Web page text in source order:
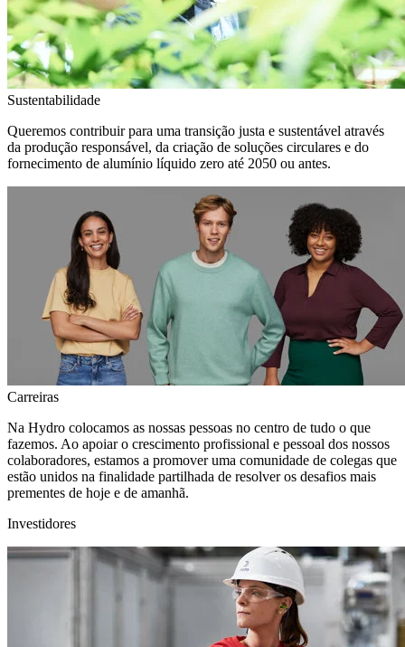
Sustentabilidade
Queremos contribuir para uma transição justa e sustentável através
da produção responsável, da criação de soluções circulares e do
fornecimento de alumínio líquido zero até 2050 ou antes.
Carreiras
Na Hydro colocamos as nossas pessoas no centro de tudo o que
fazemos. Ao apoiar o crescimento profissional e pessoal dos nossos
colaboradores, estamos a promover uma comunidade de colegas que
estão unidos na finalidade partilhada de resolver os desafios mais
prementes de hoje e de amanhã.
Investidores